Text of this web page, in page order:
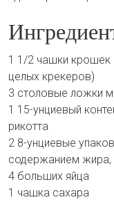
1 1/2 чашки крошек
целых крекеров)
3 столовые ложки
1 15-унциевый
рикотта
2 8-унциевые
содержанием жира,
4 больших яйца
1 чашка сахара